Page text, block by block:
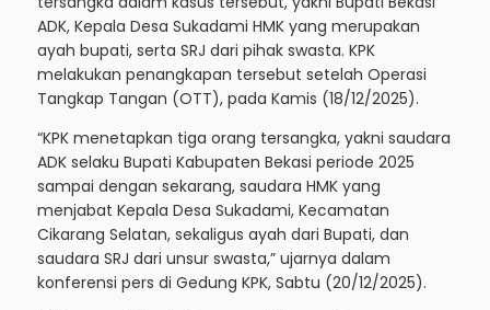
ADK, Kepala Desa Sukadami HMK yang merupakan
ayah bupati, serta SRJ dari pihak swasta. KPK
melakukan penangkapan tersebut setelah Operasi
Tangkap Tangan (OTT), pada Kamis (18/12/2025).
“KPK menetapkan tiga orang tersangka, yakni saudara
ADK selaku Bupati Kabupaten Bekasi periode 2025
sampai dengan sekarang, saudara HMK yang
menjabat Kepala Desa Sukadami, Kecamatan
Cikarang Selatan, sekaligus ayah dari Bupati, dan
saudara SRJ dari unsur swasta,” ujarnya dalam
konferensi pers di Gedung KPK, Sabtu (20/12/2025).